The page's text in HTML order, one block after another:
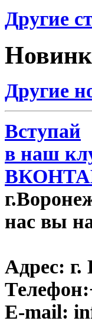
Другие
Другие
Вступай
в наш
нас вы
Адрес: г.
Телефон:
E-mail: